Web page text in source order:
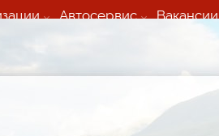
Автосервис Вакансии